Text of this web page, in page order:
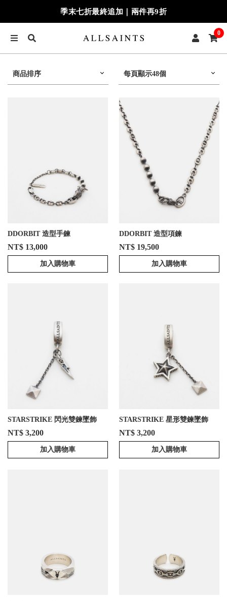
季末七折最終追加｜兩件再9折
0
商品排序 每頁顯示48個
DDORBIT 造型手鍊
NT$ 13,000
加入購物車
DDORBIT 造型項鍊
NT$ 19,500
加入購物車
STARSTRIKE 閃光雙鍊墜飾
NT$ 3,200
加入購物車
STARSTRIKE 星形雙鍊墜飾
NT$ 3,200
加入購物車